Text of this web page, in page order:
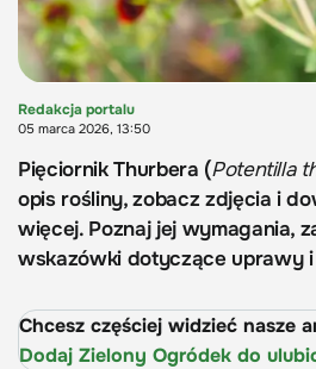
Redakcja portalu
05 marca 2026, 13:50
Pięciornik Thurbera (Potentilla
opis rośliny, zobacz zdjęcia i
więcej. Poznaj jej wymagania,
wskazówki dotyczące uprawy i
Chcesz częściej widzieć nasze
Dodaj Zielony Ogródek do